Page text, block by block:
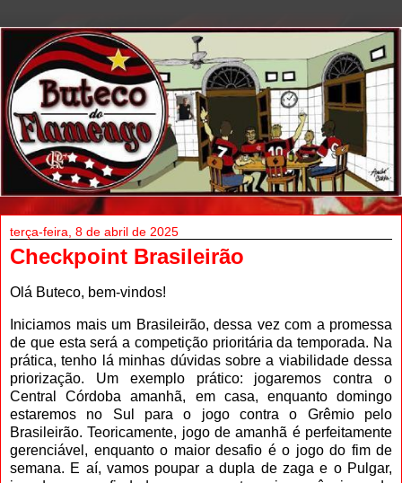
terça-feira, 8 de abril de 2025
Checkpoint Brasileirão
Olá Buteco, bem-vindos!
Iniciamos mais um Brasileirão, dessa vez com a promessa
de que esta será a competição prioritária da temporada. Na
prática, tenho lá minhas dúvidas sobre a viabilidade dessa
priorização. Um exemplo prático: jogaremos contra o
Central Córdoba amanhã, em casa, enquanto domingo
estaremos no Sul para o jogo contra o Grêmio pelo
Brasileirão. Teoricamente, jogo de amanhã é perfeitamente
gerenciável, enquanto o maior desafio é o jogo do fim de
semana. E aí, vamos poupar a dupla de zaga e o Pulgar,